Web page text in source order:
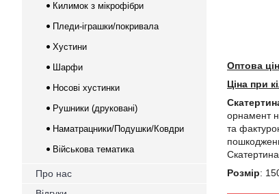
Оптова
Ціна при
орнамент
та
Розмір:
Килимок з мікрофібри
Пледи-іграшки/покривала
Хустини
Шарфи
Носові хустинки
Рушники (друковані)
Наматрацники/Подушки/Ковдри
Військова тематика
Про нас